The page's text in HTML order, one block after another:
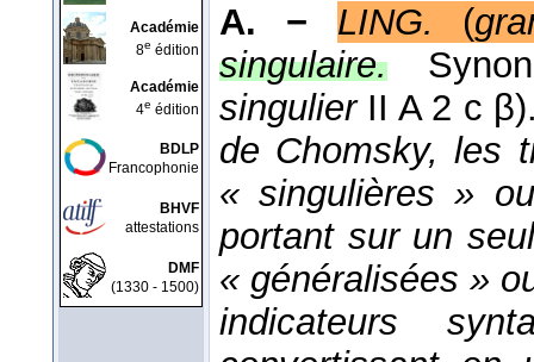
Académie
8e édition
Académie
4e édition
BDLP
Francophonie
BHVF
attestations
DMF
(1330 - 1500)
A. − LING. (
singulaire.
singulierII A 2 c
de Chomsky, les
« singulières »
portant sur un
« généralisées »
indicateurs